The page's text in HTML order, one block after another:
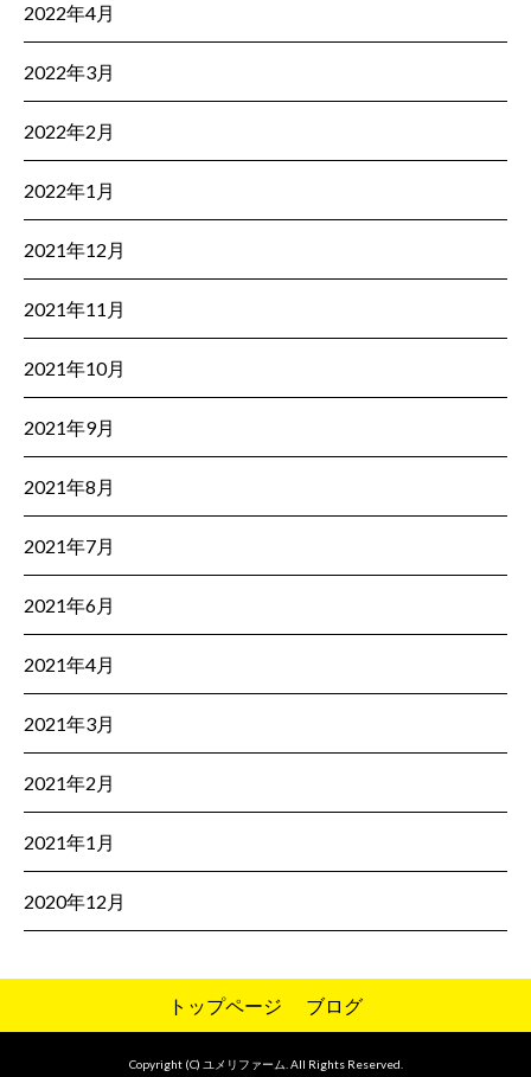
2022年4月
2022年3月
2022年2月
2022年1月
2021年12月
2021年11月
2021年10月
2021年9月
2021年8月
2021年7月
2021年6月
2021年4月
2021年3月
2021年2月
2021年1月
2020年12月
トップページ ブログ
Copyright (C) ユメリファーム. All Rights Reserved.